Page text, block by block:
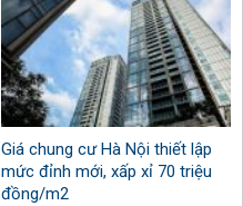
Giá chung cư Hà Nội thiết lập
mức đỉnh mới, xấp xỉ 70 triệu
đồng/m2